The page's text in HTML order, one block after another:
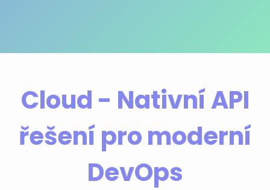
Cloud - Nativní API
řešení pro moderní
DevOps